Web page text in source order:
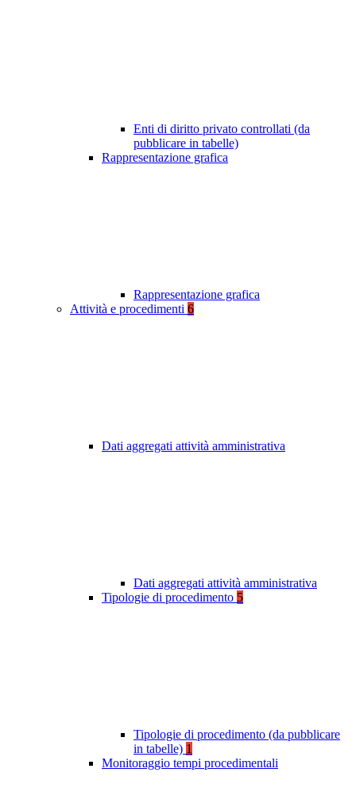
Enti di diritto privato controllati (da
pubblicare in tabelle)
Rappresentazione grafica
Rappresentazione grafica
Attività e procedimenti 6
Dati aggregati attività amministrativa
Dati aggregati attività amministrativa
Tipologie di procedimento 5
Tipologie di procedimento (da pubblicare
in tabelle) 1
Monitoraggio tempi procedimentali